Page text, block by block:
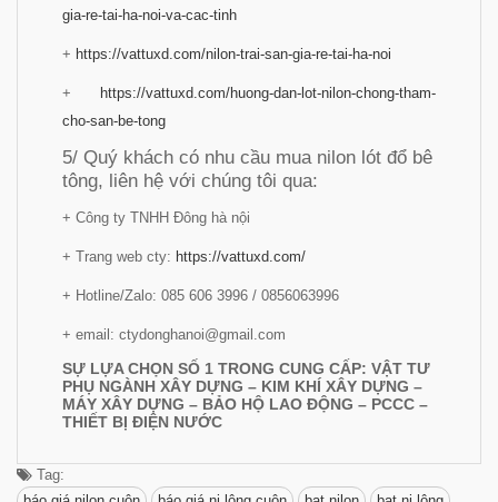
gia-re-tai-ha-noi-va-cac-tinh
+ https://vattuxd.com/nilon-trai-san-gia-re-tai-ha-noi
+ https://vattuxd.com/huong-dan-lot-nilon-chong-tham-
cho-san-be-tong
5/ Quý khách có nhu cầu mua nilon lót đổ bê
tông, liên hệ với chúng tôi qua:
+ Công ty TNHH Đông hà nội
+ Trang web cty: https://vattuxd.com/
+ Hotline/Zalo: 085 606 3996 / 0856063996
+ email: ctydonghanoi@gmail.com
SỰ LỰA CHỌN SỐ 1 TRONG CUNG CẤP: VẬT TƯ
PHỤ NGÀNH XÂY DỰNG – KIM KHÍ XÂY DỰNG –
MÁY XÂY DỰNG – BẢO HỘ LAO ĐỘNG – PCCC –
THIẾT BỊ ĐIỆN NƯỚC
Tag: